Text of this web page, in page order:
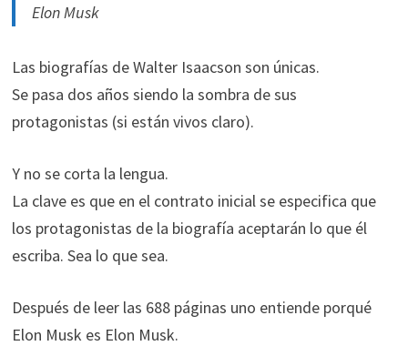
Elon Musk
Las biografías de Walter Isaacson son únicas.
Se pasa dos años siendo la sombra de sus
protagonistas (si están vivos claro).
Y no se corta la lengua.
La clave es que en el contrato inicial se especifica que
los protagonistas de la biografía aceptarán lo que él
escriba. Sea lo que sea.
Después de leer las 688 páginas uno entiende porqué
Elon Musk es Elon Musk.